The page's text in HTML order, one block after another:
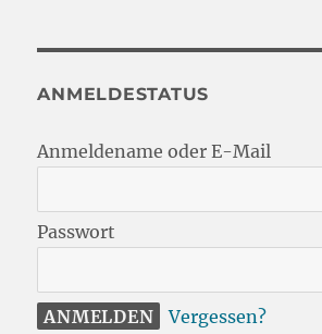
ANMELDESTATUS
Anmeldename oder E-Mail
Passwort
Vergessen?